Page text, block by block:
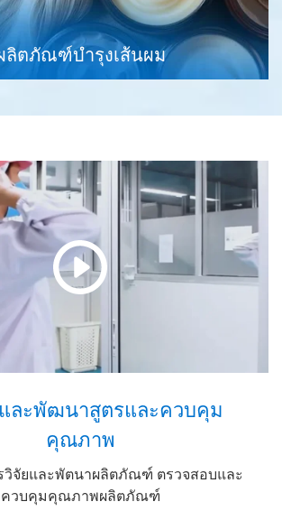
ลิตภัณฑ์บำรุงเส้นผม
ละพัฒนาสูตรและควบคุม
คุณภาพ
วิจัยและพัตนาผลิตภัณฑ์ ตรวจสอบและ
ควบคุมคุณภาพผลิตภัณฑ์